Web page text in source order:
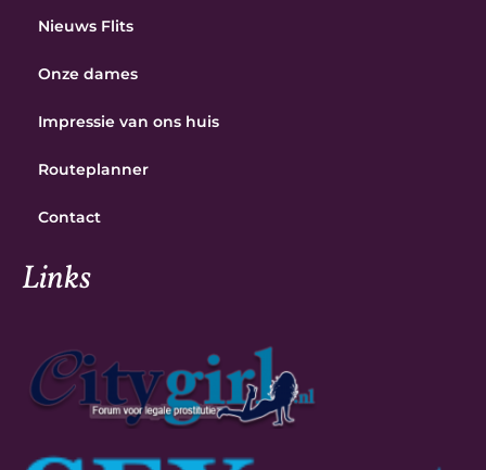
Nieuws Flits
Onze dames
Impressie van ons huis
Routeplanner
Contact
Links